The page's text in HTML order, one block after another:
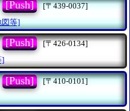
[Push]
[〒439-0037]
図等]
[Push]
[〒426-0134]
]
[Push]
[〒410-0101]